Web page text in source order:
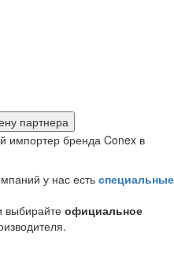
партнера
импортер бренда Conex в
у нас есть специальные
выбирайте официальное